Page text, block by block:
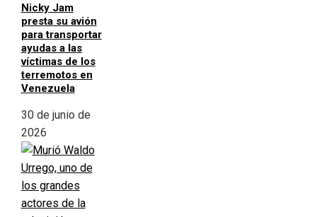
Nicky Jam
presta su avión
para transportar
ayudas a las
víctimas de los
terremotos en
Venezuela
30 de junio de
2026